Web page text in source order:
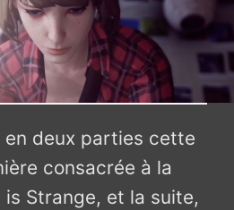
en deux parties cette
consacrée à la
Strange, et la suite,